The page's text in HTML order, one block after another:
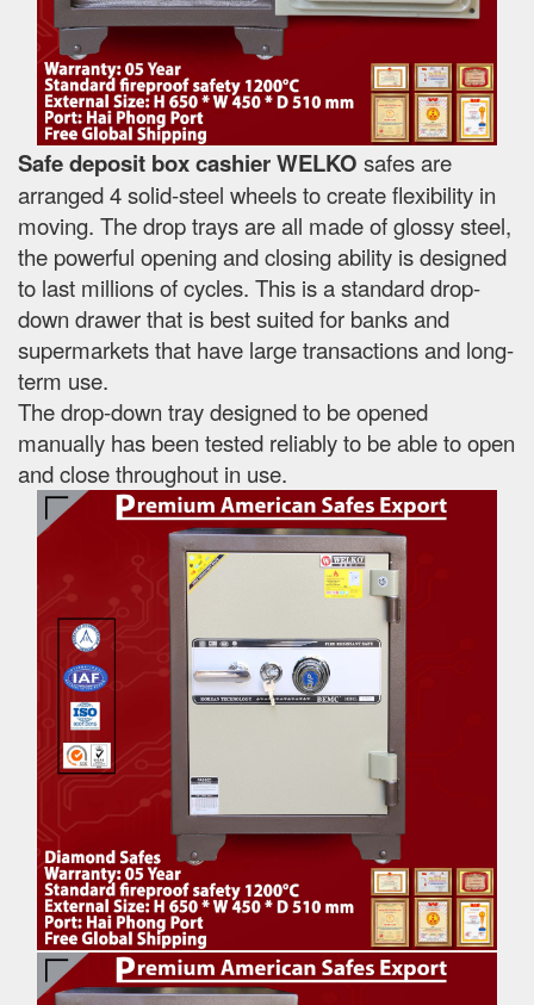
Safe deposit box cashier WELKO safes are
arranged 4 solid-steel wheels to create flexibility in
moving. The drop trays are all made of glossy steel,
the powerful opening and closing ability is designed
to last millions of cycles. This is a standard drop-
down drawer that is best suited for banks and
supermarkets that have large transactions and long-
term use.
The drop-down tray designed to be opened
manually has been tested reliably to be able to open
and close throughout in use.